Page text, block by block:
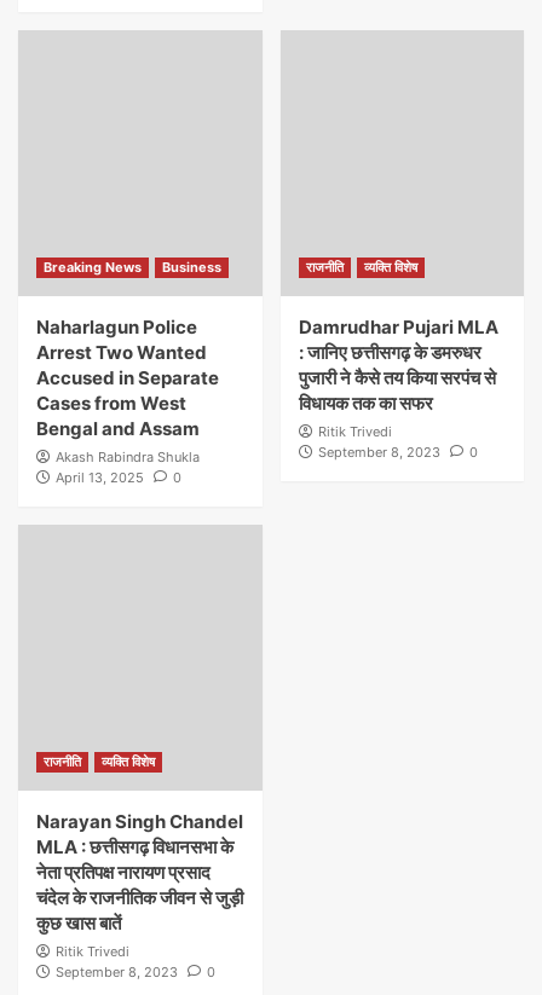
Breaking News Business
Naharlagun Police
Arrest Two Wanted
Accused in Separate
Cases from West
Bengal and Assam
Akash Rabindra Shukla
April 13, 2025
0
राजनीति व्यक्ति विशेष
Damrudhar Pujari MLA
: जानिए छत्तीसगढ़ के डमरुधर
पुजारी ने कैसे तय किया सरपंच से
विधायक तक का सफर
Ritik Trivedi
September 8, 2023
0
राजनीति व्यक्ति विशेष
Narayan Singh Chandel
MLA : छत्तीसगढ़ विधानसभा के
नेता प्रतिपक्ष नारायण प्रसाद
चंदेल के राजनीतिक जीवन से जुड़ी
कुछ खास बातें
Ritik Trivedi
September 8, 2023
0